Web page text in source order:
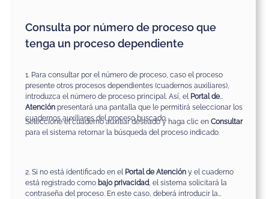
Consulta por número de proceso que
tenga un proceso dependiente
1. Para consultar por el número de proceso, caso el proceso
presente otros procesos dependientes (cuadernos auxiliares),
introduzca el número de proceso principal. Así, el Portal de
Atención presentará una pantalla que le permitirá seleccionar los
cuadernos auxiliares del proceso buscado.
Seleccione el cuaderno auxiliar deseado y haga clic enConsultar
para el sistema retornar la búsqueda del proceso indicado.
2. Si no está identificado en el Portal de Atención y el cuaderno
está registrado como bajo privacidad, el sistema solicitará la
contraseña del proceso. En este caso, deberá introducir la